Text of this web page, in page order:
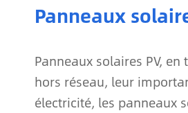
Panneaux
Panneaux solaires PV,
hors réseau, leur
électricité, les panneaux